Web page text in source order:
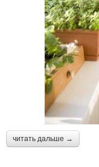
читать дальше →